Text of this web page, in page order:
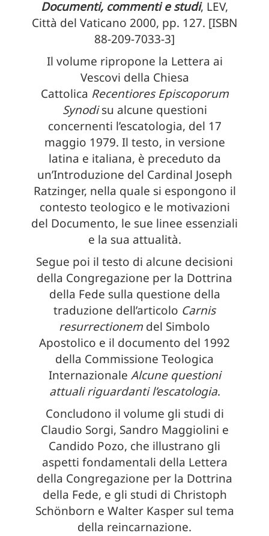
Documenti, commenti e studi, LEV,
Città del Vaticano 2000, pp. 127. [ISBN
88-209-7033-3]
Il volume ripropone la Lettera ai
Vescovi della Chiesa
Cattolica Recentiores Episcoporum
Synodisu alcune questioni
concernenti l’escatologia, del 17
maggio 1979. Il testo, in versione
latina e italiana, è preceduto da
un’Introduzione del Cardinal Joseph
Ratzinger, nella quale si espongono il
contesto teologico e le motivazioni
del Documento, le sue linee essenziali
e la sua attualità.
Segue poi il testo di alcune decisioni
della Congregazione per la Dottrina
della Fede sulla questione della
traduzione dell’articolo Carnis
resurrectionem del Simbolo
Apostolico e il documento del 1992
della Commissione Teologica
Internazionale Alcune questioni
attuali riguardanti l’escatologia.
Concludono il volume gli studi di
Claudio Sorgi, Sandro Maggiolini e
Candido Pozo, che illustrano gli
aspetti fondamentali della Lettera
della Congregazione per la Dottrina
della Fede, e gli studi di Christoph
Schönborn e Walter Kasper sul tema
della reincarnazione.